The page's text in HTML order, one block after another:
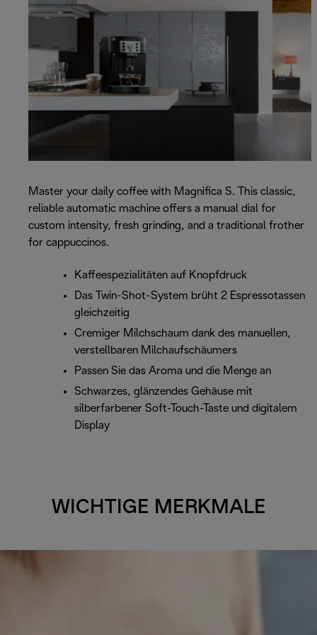
Master your daily coffee with Magnifica S. This classic,
reliable automatic machine offers a manual dial for
custom intensity, fresh grinding, and a traditional frother
for cappuccinos.
Kaffeespezialitäten auf Knopfdruck
Das Twin-Shot-System brüht 2 Espressotassen
gleichzeitig
Cremiger Milchschaum dank des manuellen,
verstellbaren Milchaufschäumers
Passen Sie das Aroma und die Menge an
Schwarzes, glänzendes Gehäuse mit
silberfarbener Soft-Touch-Taste und digitalem
Display
WICHTIGE MERKMALE